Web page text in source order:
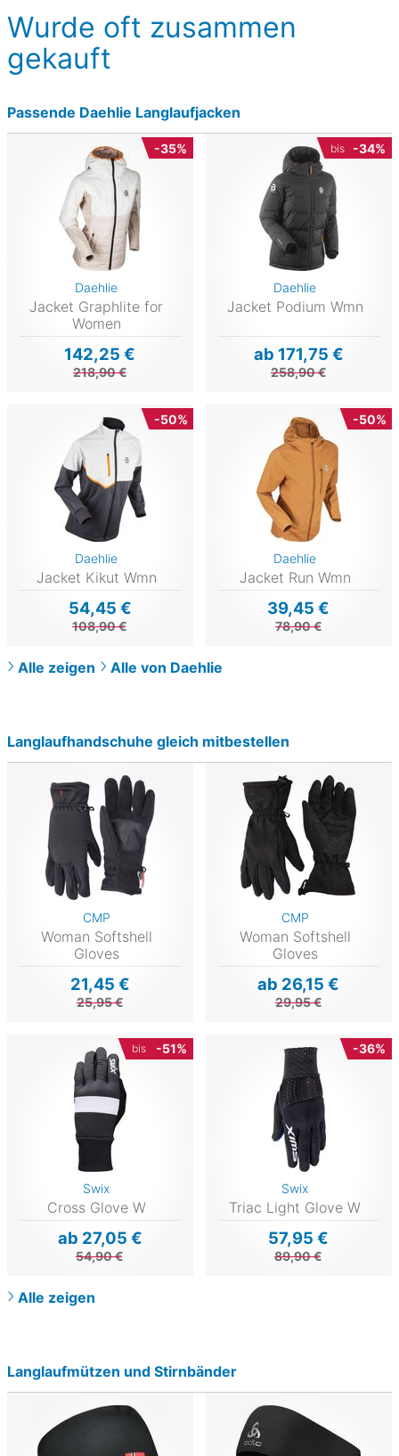
Wurde oft zusammen
gekauft
Passende Daehlie Langlaufjacken
-35%
Daehlie
Jacket Graphlite for
Women
142,25 €
218,90 €
bis -34%
Daehlie
Jacket Podium Wmn
ab 171,75 €
258,90 €
-50%
Daehlie
Jacket Kikut Wmn
54,45 €
108,90 €
-50%
Daehlie
Jacket Run Wmn
39,45 €
78,90 €
Alle zeigen Alle von Daehlie
Langlaufhandschuhe gleich mitbestellen
CMP
Woman Softshell
Gloves
21,45 €
25,95 €
CMP
Woman Softshell
Gloves
ab 26,15 €
29,95 €
bis -51%
Swix
Cross Glove W
ab 27,05 €
54,90 €
-36%
Swix
Triac Light Glove W
57,95 €
89,90 €
Alle zeigen
Langlaufmützen und Stirnbänder